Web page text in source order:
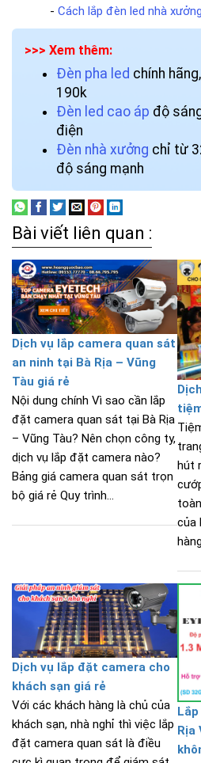
- Cách lắp đèn led nhà xưởng
>>> Xem thêm:
Đèn pha led chính
190k
Đèn led cao áp độ
điện
Đèn nhà xưởng chỉ từ
độ sáng mạnh
Bài viết liên quan :
Dịch vụ lắp camera quan sát
an ninh tại Bà Rịa – Vũng
Tàu giá rẻ
Nội dung chính Vì sao cần lắp
đặt camera quan sát tại Bà Rịa
– Vũng Tàu? Nên chọn công ty,
dịch vụ lắp đặt camera nào?
Bảng giá camera quan sát trọn
bộ giá rẻ Quy trình...
hút
của
Dịch vụ lắp đặt camera cho
khách sạn giá rẻ
Với các khách hàng là chủ của
khách sạn, nhà nghỉ thì việc lắp
đặt camera quan sát là điều
Rịa